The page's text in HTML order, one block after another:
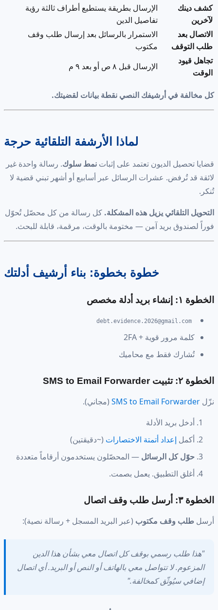
كشف دينك
لآخرين
الإرسال بطريقة يستطيع أطراف ثالثة رؤية
تفاصيل الدين
الاتصال بعد
طلب التوقف
الاستمرار بالرسائل بعد إرسال طلب وقف
مكتوب
تجاهل قيود
الوقت
الإرسال قبل ٨ ص أو بعد ٩ م
كل مخالفة في أرشيفك النصي نقطة بيانات لقضيتك.
لماذا الأرشفة التلقائية حرجة
قضايا تحصيل الديون تعتمد على إثبات نمط سلوك. رسالة واحدة غير
لائقة قد تُرفض. عشرات الرسائل عبر أسابيع أو أشهر تبني قضية لا
تُنكر.
التحويل التلقائي يزيل هذه المشكلة. كل رسالة من كل محصّل تُحوّل
فوراً لصندوق بريد آمن — مختومة بالوقت، مرقمة، قابلة للبحث.
خطوة بخطوة: بناء أرشيف أدلتك
الخطوة ١: إنشاء بريد أدلة مخصص
debt.evidence.2026@gmail.com
كلمة مرور قوية + 2FA
تُشارك فقط مع محاميك
الخطوة ٢: تثبيت SMS to Email Forwarder
نزّل SMS to Email Forwarder (مجاني).
أدخل بريد الأدلة
أكمل إعداد أتمتة الاختصارات (~دقيقتين)
حوّل كل الرسائل — المحصّلون يستخدمون أرقاماً متعددة
أغلق التطبيق. يعمل بصمت.
الخطوة ٣: أرسل طلب وقف اتصال
أرسل طلب وقف مكتوب (عبر البريد المسجل + رسالة نصية):
"هذا طلب رسمي بوقف كل اتصال معي بشأن هذا الدين
المزعوم. لا تتواصل معي بالهاتف أو النص أو البريد. أي اتصال
إضافي سيُوثّق كمخالفة."